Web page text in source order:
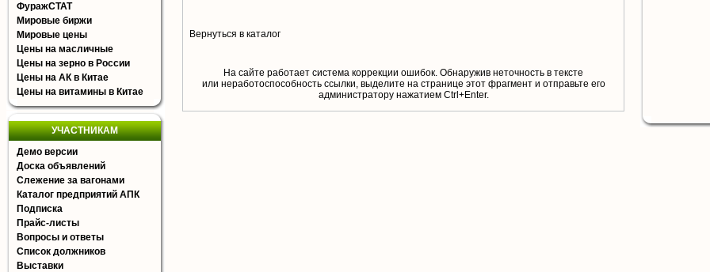
ФуражСТАТ
Мировые биржи
Мировые цены
Цены на масличные
Цены на зерно в России
Цены на АК в Китае
Цены на витамины в Китае
УЧАСТНИКАМ
Демо версии
Доска объявлений
Слежение за вагонами
Каталог предприятий АПК
Подписка
Прайс-листы
Вопросы и ответы
Список должников
Выставки
Вернуться в каталог
На сайте работает система коррекции ошибок. Обнаружив неточность в тексте
или неработоспособность ссылки, выделите на странице этот фрагмент и отправьте его
aдминистратору нажатием Ctrl+Enter.